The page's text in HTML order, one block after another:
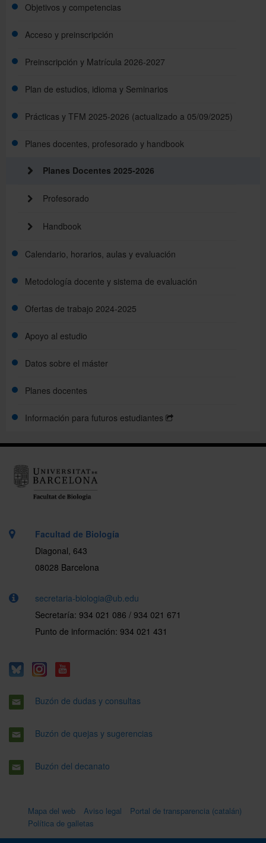
1ª Convocatoria de Revaluación curso 2025-2026
Presentación del Máster en Inmunologia Avanzada
TFM curso 2024-2025
2ª Convocatoria de Revaluación curso 2024-2025
Objetivos y competencias
Acceso y preinscripción
Perfil y requisitos de acceso
Preinscripción
Lista de admitidos
Preinscripción y Matrícula 2026-2027
Perfil de ingreso
Preinscripción, Selección y Admisión
Documentos
Precios y Tasas
Fechas, Enlaces y Resultados de los procesos
Plan de estudios, idioma y Seminarios
Plan de estudios e Idioma
Seminaris 2025-26
Reconocimiento de créditos
Prácticas y TFM 2025-2026 (actualizado a 05/09/2025)
Planes docentes, profesorado y handbook
Planes Docentes 2025-2026
Profesorado
Handbook
Calendario, horarios, aulas y evaluación
Calendario académico
Horarios de clase y Evaluación
Metodología docente y sistema de evaluación
Organización y metodología docente
Sistema de evaluación
Ofertas de trabajo 2024-2025
Apoyo al estudio
Becas y ayudas
Acciones de apoyo y orientación
Movilidad
Salidas profesionales
Datos sobre el máster
Planes docentes
Información para futuros estudiantes
Facultad de Biología
Diagonal, 643
08028 Barcelona
secretaria-biologia@ub.edu
Secretaría: 934 021 086 / 934 021 671
Punto de información: 934 021 431
Buzón de dudas y consultas
Buzón de quejas y sugerencias
Buzón del decanato
Mapa del web Aviso legal
Portal de transparencia (catalán)
Política de galletas